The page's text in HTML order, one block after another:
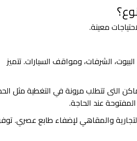
معينة.
الشرفات، ومواقف السيارات. تتميز
التي تتطلب مرونة في التغطية مثل
عند الحاجة.
والمقاهي لإضفاء طابع عصري.